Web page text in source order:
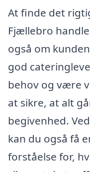
At finde det
Fjællebro
også om
god
behov og være
at sikre, at alt
begivenhed.
kan du også få
forståelse for,